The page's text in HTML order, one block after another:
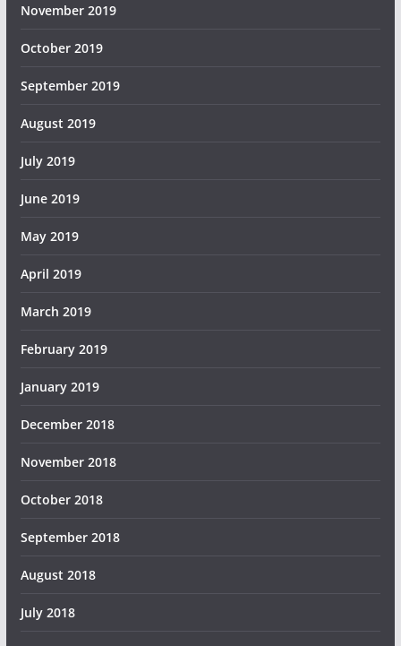
November 2019
October 2019
September 2019
August 2019
July 2019
June 2019
May 2019
April 2019
March 2019
February 2019
January 2019
December 2018
November 2018
October 2018
September 2018
August 2018
July 2018